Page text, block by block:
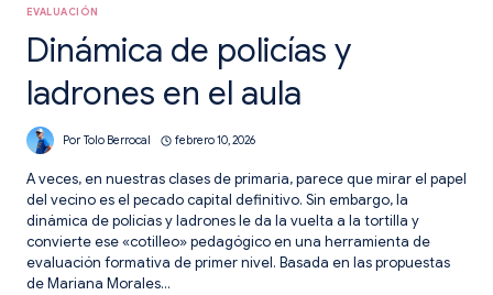
EVALUACIÓN
Dinámica de policías y
ladrones en el aula
Por Tolo Berrocal febrero 10, 2026
A veces, en nuestras clases de primaria, parece que mirar el papel
del vecino es el pecado capital definitivo. Sin embargo, la
dinámica de policías y ladrones le da la vuelta a la tortilla y
convierte ese «cotilleo» pedagógico en una herramienta de
evaluación formativa de primer nivel. Basada en las propuestas
de Mariana Morales…